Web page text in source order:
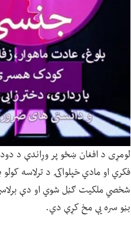
لومړی د افغان ښځو پر وړاندې د
فکري او مادي خپلواکۍ د ترلاسه
شخصي ملکیت ګڼل شوي او دې
بڼو سره یې مخ کړې دي.